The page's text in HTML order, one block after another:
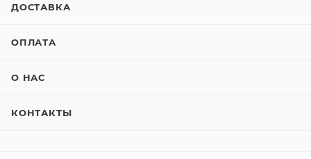
ДОСТАВКА
ОПЛАТА
О НАС
КОНТАКТЫ